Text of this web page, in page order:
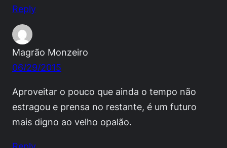
Reply
Magrão Monzeiro
06/29/2015
Aproveitar o pouco que ainda o tempo não
estragou e prensa no restante, é um futuro
mais digno ao velho opalão.